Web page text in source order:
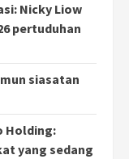
Nicky Liow
pertuduhan
siasatan
Holding:
yang sedang